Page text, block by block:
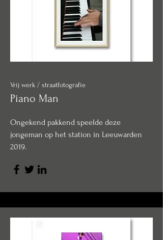
Vrij werk / straatfotografie
Piano Man
Ongekend pakkend speelde deze
jongeman op het station in Leeuwarden
2019.